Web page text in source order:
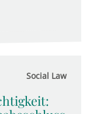
Social Law